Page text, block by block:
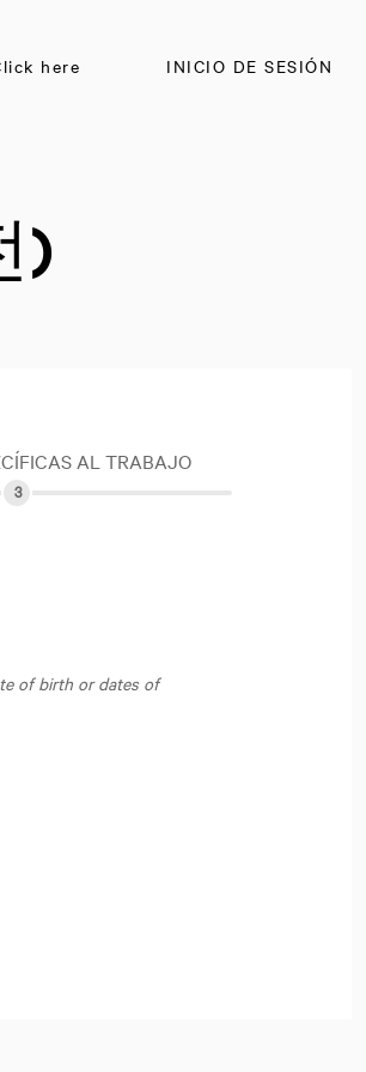
INICIO DE SESIÓN
here
)
AL TRABAJO
of birth or dates of